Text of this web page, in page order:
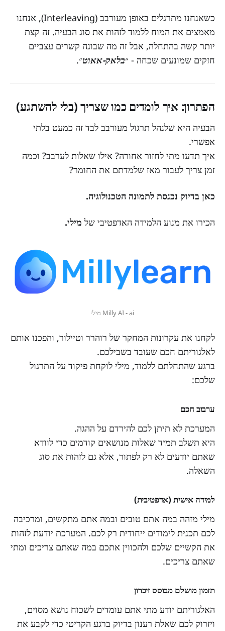
כשאנחנו מתרגלים באופן מעורבב (Interleaving), אנחנו
מאמצים את המוח ללמוד לזהות את סוג הבעיה. זה קצת
יותר קשה בהתחלה, אבל זה מה שבונה קשרים עצביים
חזקים שמונעים שכחה - ״בלאק-אאוט״.
הפתרון: איך לומדים כמו שצריך (בלי להשתגע)
הבעיה היא שלנהל תרגול מעורבב לבד זה כמעט בלתי
אפשרי.
איך תדעו מתי לחזור אחורה? אילו שאלות לערבב? וכמה
זמן צריך לעבור מאז שלמדתם את החומר?
כאן בדיוק נכנסת לתמונה הטכנולוגיה.
הכירו את מנוע הלמידה האדפטיבי של מילי.
Milly AI - ai מילי
לקחנו את עקרונות המחקר של רוהרר וטיילור, והפכנו אותם
לאלגוריתם חכם שעובד בשבילכם.
ברגע שהתחלתם ללמוד, מילי לוקחת פיקוד על התרגול
שלכם:
ערבוב חכם
המערכת לא תיתן לכם להירדם על ההגה.
היא תשלב תמיד שאלות מנושאים קודמים כדי לוודא
שאתם יודעים לא רק לפתור, אלא גם לזהות את סוג
השאלה.
למידה אישית (אדפטיבית)
מילי מזהה במה אתם טובים ובמה אתם מתקשים, ומרכיבה
לכם תכנית לימודים ייחודית רק לכם. המערכת יודעת לזהות
את הקשיים שלכם ולהכווין אתכם במה שאתם צריכים ומתי
שאתם צריכים.
תזמון מושלם מבוסס זיכרון
האלגוריתם יודע מתי אתם עומדים לשכוח נושא מסוים,
ויזרוק לכם שאלת רענון בדיוק ברגע הקריטי כדי לקבע את